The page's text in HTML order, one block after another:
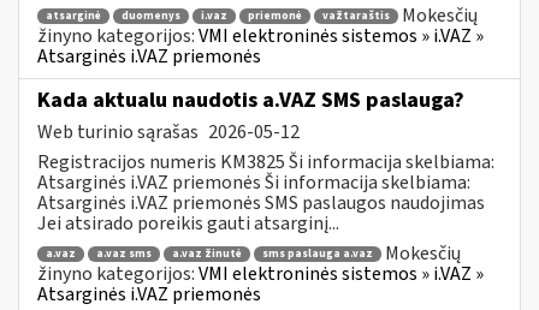
atsarginė duomenys i.vaz priemonė važtaraštis
Mokesčių
žinyno kategorijos:VMI elektroninės sistemos » i.VAZ »
Atsarginės i.VAZ priemonės
Kada aktualu naudotis a.VAZ SMS paslauga?
Web turinio sąrašas 2026-05-12
Registracijos numeris KM3825 Ši informacija skelbiama:
Atsarginės i.VAZ priemonės Ši informacija skelbiama:
Atsarginės i.VAZ priemonės SMS paslaugos naudojimas
Jei atsirado poreikis gauti atsarginį...
a.vaz a.vaz sms a.vaz žinutė sms paslauga a.vaz
Mokesčių
žinyno kategorijos:VMI elektroninės sistemos » i.VAZ »
Atsarginės i.VAZ priemonės